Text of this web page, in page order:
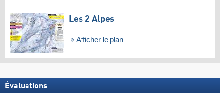
Les 2 Alpes
Afficher le plan
Évaluations